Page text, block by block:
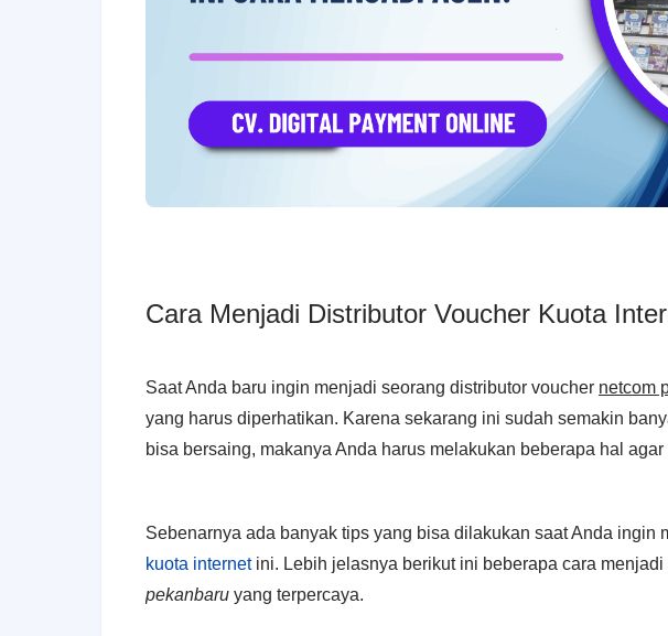
Cara Menjadi Distributor Voucher Kuota
Saat Anda baru ingin menjadi seorang distributor voucher netcom
yang harus diperhatikan. Karena sekarang ini sudah semakin
bisa bersaing, makanya Anda harus melakukan beberapa hal
Sebenarnya ada banyak tips yang bisa dilakukan saat Anda ingin
kuota internetini. Lebih jelasnya berikut ini beberapa cara menjadi
pekanbaru yang terpercaya.